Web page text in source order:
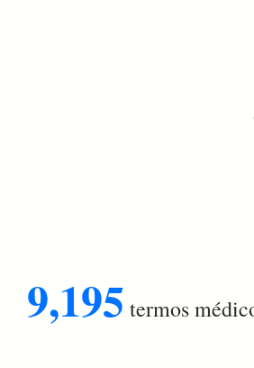
9,195 termos